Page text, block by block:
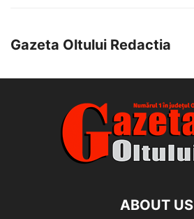
Gazeta Oltului Redactia
ABOUT US